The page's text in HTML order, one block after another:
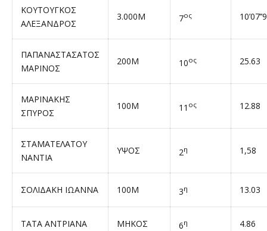
ΚΟΥΤΟΥΓΚΟΣ
ΑΛΕΞΑΝΔΡΟΣ
3.000Μ 7ος
ΠΑΠΑΝΑΣΤΑΣΑΤΟΣ
ΜΑΡΙΝΟΣ
200Μ 10ος 25.63
ΜΑΡΙΝΑΚΗΣ
ΣΠΥΡΟΣ
100Μ 11 ος 12.88
ΣΤΑΜΑΤΕΛΑΤΟΥ
ΝΑΝΤΙΑ
ΥΨΟΣ 2η 1,58
ΣΟΛΙΔΑΚΗ ΙΩΑΝΝΑ 100Μ 3η 13.03
ΤΑΤΑ ΑΝΤΡΙΑΝΑ ΜΗΚΟΣ 6η 4.86